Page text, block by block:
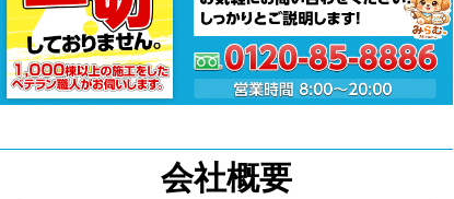
会社概要